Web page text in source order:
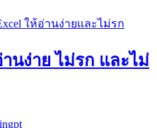
นง่าย ไม่รก และไม่